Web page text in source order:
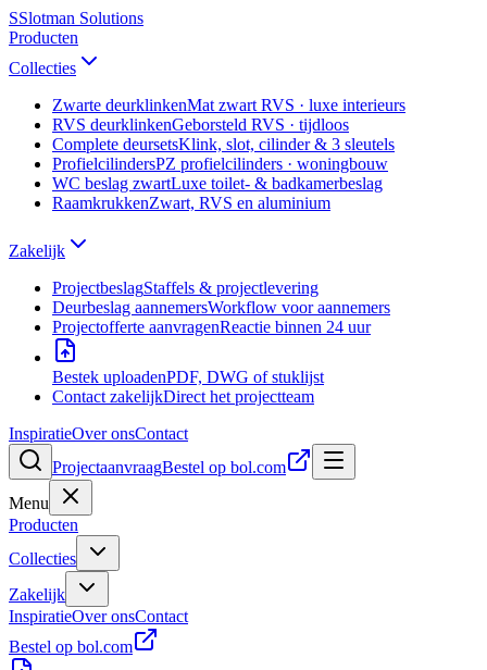
SSlotman Solutions
Producten
Collecties
Zwarte deurklinkenMat zwart RVS · luxe interieurs
RVS deurklinkenGeborsteld RVS · tijdloos
Complete deursetsKlink, slot, cilinder & 3 sleutels
ProfielcilindersPZ profielcilinders · woningbouw
WC beslag zwartLuxe toilet- & badkamerbeslag
RaamkrukkenZwart, RVS en aluminium
Zakelijk
ProjectbeslagStaffels & projectlevering
Deurbeslag aannemersWorkflow voor aannemers
Projectofferte aanvragenReactie binnen 24 uur
Bestek uploadenPDF, DWG of stuklijst
Contact zakelijkDirect het projectteam
InspiratieOver onsContact
ProjectaanvraagBestel op bol.com
Menu
Producten
Collecties
Zakelijk
InspiratieOver onsContact
Bestel op bol.com